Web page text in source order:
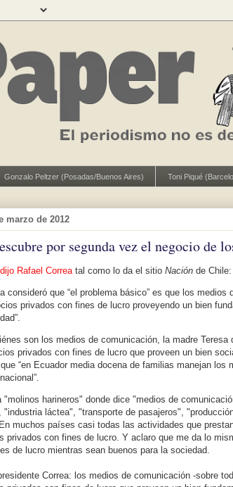
Gonzalo Peltzer (Posadas/Buenos Aires) Toni Piqué
marzo de 2012
por segunda vez el negocio de
Rafael Correatal como lo da el sitio Nación de Chile:
consideró que “el problema básico” es que los medios
privados con fines de lucro proveyendo un bien
son los medios de comunicación, la madre Teresa
privados con fines de lucro que proveen un bien
“en Ecuador media docena de familias manejan los
"molinos harineros" donde dice "medios de
"industria láctea", "transporte de pasajeros",
muchos países casi todas las actividades que
privados con fines de lucro. Y aclaro que me da lo
de lucro mientras sean buenos para la sociedad.
Correa: los medios de comunicación -sobre